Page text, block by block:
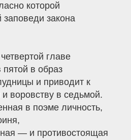
которой
закона
главе
пятой в образ
и приводит к
воровству в седьмой.
в поэме личность,
— и противостоящая